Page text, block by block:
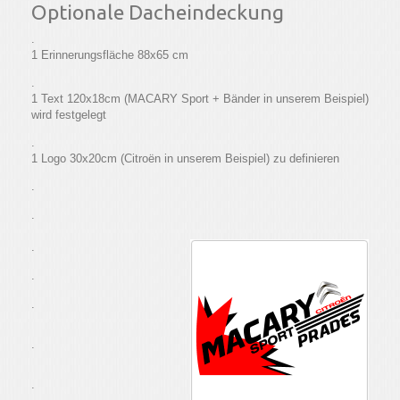
Optionale Dacheindeckung
.
1 Erinnerungsfläche 88x65 cm
.
1 Text 120x18cm (MACARY Sport + Bänder in unserem Beispiel)
wird festgelegt
.
1 Logo 30x20cm (Citroën in unserem Beispiel) zu definieren
.
.
.
.
.
.
.